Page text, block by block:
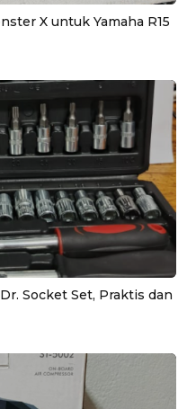
X untuk Yamaha R15
Socket Set, Praktis dan